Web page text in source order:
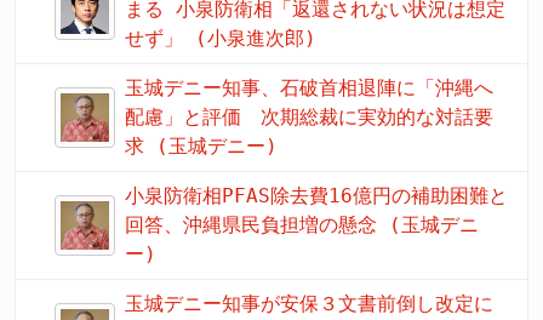
まる 小泉防衛相「返還されない状況は想定
せず」 (小泉進次郎)
玉城デニー知事、石破首相退陣に「沖縄へ
配慮」と評価 次期総裁に実効的な対話要
求 (玉城デニー)
小泉防衛相PFAS除去費16億円の補助困難と
回答、沖縄県民負担増の懸念 (玉城デニ
ー)
玉城デニー知事が安保３文書前倒し改定に